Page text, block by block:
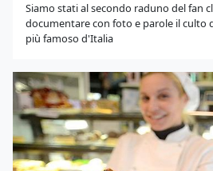
Siamo stati al secondo raduno del fan
documentare con foto e parole il culto
più famoso d'Italia